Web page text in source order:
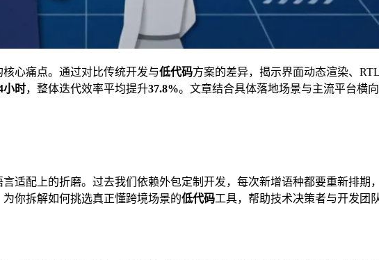
心痛点。通过对比传统开发与低代码方案的差异，揭示界面动态渲染、
小时，整体迭代效率平均提升37.8%。文章结合具体落地场景与主流平台横
适配上的折磨。过去我们依赖外包定制开发，每次新增语种都要重新排期
你拆解如何挑选真正懂跨境场景的低代码工具，帮助技术决策者与开发团